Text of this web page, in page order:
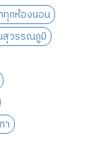
กห้องนอน
สุวรรณภูมิ
า